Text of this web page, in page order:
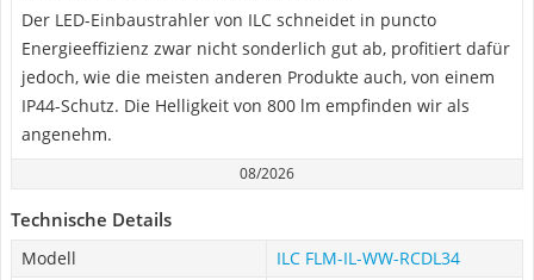
Der LED-Einbaustrahler von ILC schneidet in puncto
Energieeffizienz zwar nicht sonderlich gut ab, profitiert dafür
jedoch, wie die meisten anderen Produkte auch, von einem
IP44-Schutz. Die Helligkeit von 800 lm empfinden wir als
angenehm.
08/2026
Technische Details
Modell
ILC FLM-IL-WW-RCDL34